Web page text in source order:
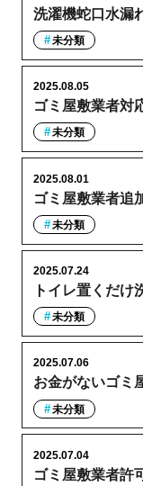
洗濯機蛇口水漏
未分類
ゴミ屋敷業者対
2025.08.05
未分類
ゴミ屋敷業者追
2025.08.01
未分類
トイレ置くだけ
2025.07.24
未分類
お金がないゴミ
2025.07.06
未分類
ゴミ屋敷業者許
2025.07.04